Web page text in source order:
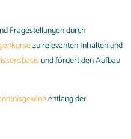
Fragestellungen durch
zu relevanten Inhalten und
und fördert den Aufbau
entlang der